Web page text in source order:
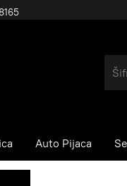
Auto Pijaca